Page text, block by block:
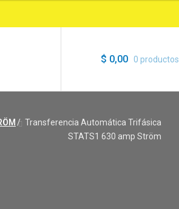
$ 0,00 0 productos
/ Transferencia Automática Trifásica
STATS1 630 amp Ström